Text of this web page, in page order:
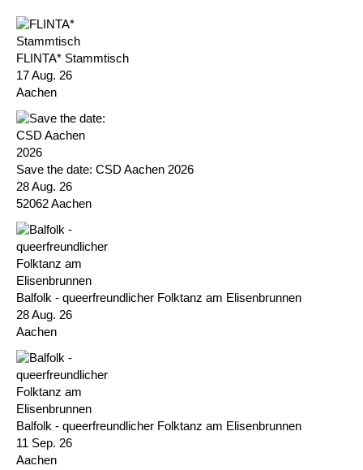
FLINTA* Stammtisch
17 Aug. 26
Aachen
Save the date: CSD Aachen 2026
28 Aug. 26
52062 Aachen
Balfolk - queerfreundlicher Folktanz am Elisenbrunnen
28 Aug. 26
Aachen
Balfolk - queerfreundlicher Folktanz am Elisenbrunnen
11 Sep. 26
Aachen